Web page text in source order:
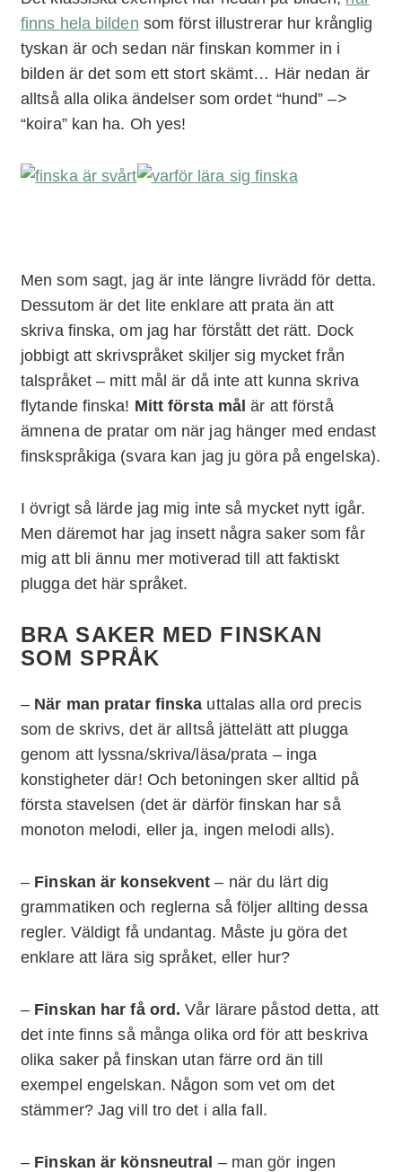
finns hela bilden som först illustrerar hur krånglig
tyskan är och sedan när finskan kommer in i
bilden är det som ett stort skämt… Här nedan är
alltså alla olika ändelser som ordet “hund” –>
“koira” kan ha. Oh yes!
Men som sagt, jag är inte längre livrädd för detta.
Dessutom är det lite enklare att prata än att
skriva finska, om jag har förstått det rätt. Dock
jobbigt att skrivspråket skiljer sig mycket från
talspråket – mitt mål är då inte att kunna skriva
flytande finska! Mitt första mål är att förstå
ämnena de pratar om när jag hänger med endast
finskspråkiga (svara kan jag ju göra på engelska).
I övrigt så lärde jag mig inte så mycket nytt igår.
Men däremot har jag insett några saker som får
mig att bli ännu mer motiverad till att faktiskt
plugga det här språket.
BRA SAKER MED FINSKAN
SOM SPRÅK
– När man pratar finska uttalas alla ord precis
som de skrivs, det är alltså jättelätt att plugga
genom att lyssna/skriva/läsa/prata – inga
konstigheter där! Och betoningen sker alltid på
första stavelsen (det är därför finskan har så
monoton melodi, eller ja, ingen melodi alls).
– Finskan är konsekvent – när du lärt dig
grammatiken och reglerna så följer allting dessa
regler. Väldigt få undantag. Måste ju göra det
enklare att lära sig språket, eller hur?
– Finskan har få ord. Vår lärare påstod detta, att
det inte finns så många olika ord för att beskriva
olika saker på finskan utan färre ord än till
exempel engelskan. Någon som vet om det
stämmer? Jag vill tro det i alla fall.
– Finskan är könsneutral – man gör ingen